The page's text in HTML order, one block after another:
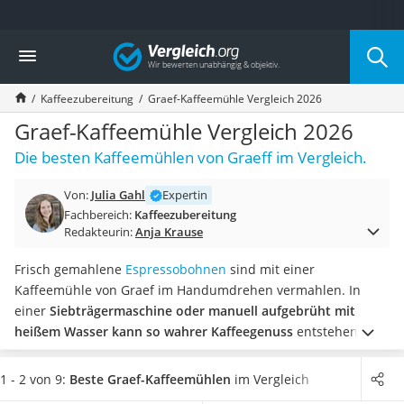
Die beliebtesten Vergleiche nach Kategorie
Haushalt
Wassersprudler
Zentralstaubsauger
Brotbackautomat
Wischroboter
Wäschespinne
Spülmaschinentabs
Akku-Staubsauger
AEG-Waschmaschine
Saug-Wisch-Roboter
Handstaubsauger
Milchaufschäumer
Kondenstrockner
Reiskocher
Vergleich
Kaffeezubereitung Graef-Kaffeemühle Vergleich 2026
Graef-Kaffeemühle Vergleich 2026
Die besten Kaffeemühlen von Graeff im Vergleich.
Von: Julia Gahl
Expertin
Fachbereich: Kaffeezubereitung
Redakteurin:Anja Krause
Frisch gemahlene Espressobohnen sind mit einer
Kaffeemühle von Graef im Handumdrehen vermahlen. In
einer Siebträgermaschine oder manuell aufgebrüht mit
heißem Wasser kann so wahrer Kaffeegenuss entstehen,
schwärmen Kaffeefreunde in diversen Tests im Internet.
Wählen Sie jetzt eine Graef-Kaffeemühle aus unserer
1 - 2 von 9: Beste Graef-Kaffeemühlen im Vergleich